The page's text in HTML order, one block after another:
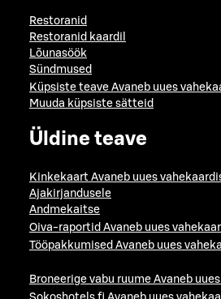
Restoranid
Restoranid kaardil
Lõunasöök
Sündmused
Küpsiste teave Avaneb uues
Muuda küpsiste sätteid
Üldine teave
Kinkekaart Avaneb uues
Ajakirjandusele
Andmekaitse
Oiva-raportid Avaneb uues
Tööpakkumised Avaneb uues
Broneerige vabu ruume Avaneb